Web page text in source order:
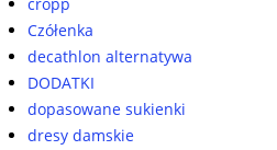
Czółenka
decathlon alternatywa
DODATKI
dopasowane sukienki
dresy damskie